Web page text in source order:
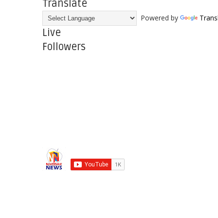
Translate
Powered by
Live
Followers